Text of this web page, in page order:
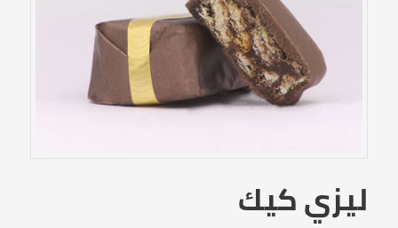
ليزي كيك